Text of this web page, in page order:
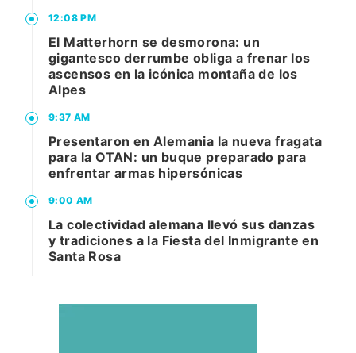
12:08 PM
El Matterhorn se desmorona: un
gigantesco derrumbe obliga a frenar los
ascensos en la icónica montaña de los
Alpes
9:37 AM
Presentaron en Alemania la nueva fragata
para la OTAN: un buque preparado para
enfrentar armas hipersónicas
9:00 AM
La colectividad alemana llevó sus danzas
y tradiciones a la Fiesta del Inmigrante en
Santa Rosa